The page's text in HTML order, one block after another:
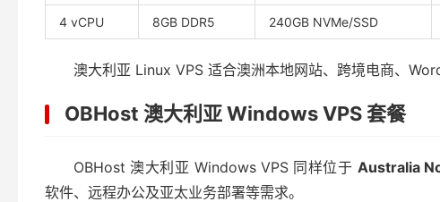
4 vCPU 8GB DDR5 240GB NVMe/SSD
澳大利亚 Linux VPS 适合澳洲本地网站、跨境电商、
OBHost 澳大利亚 Windows VPS 套餐
OBHost 澳大利亚 Windows VPS 同样位于 Australia
软件、远程办公及亚太业务部署等需求。